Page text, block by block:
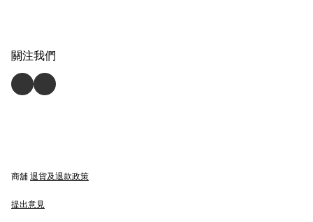
關注我們
商舖 退貨及退款政策
提出意見